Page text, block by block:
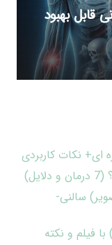
قابل بهبود
سالنی-